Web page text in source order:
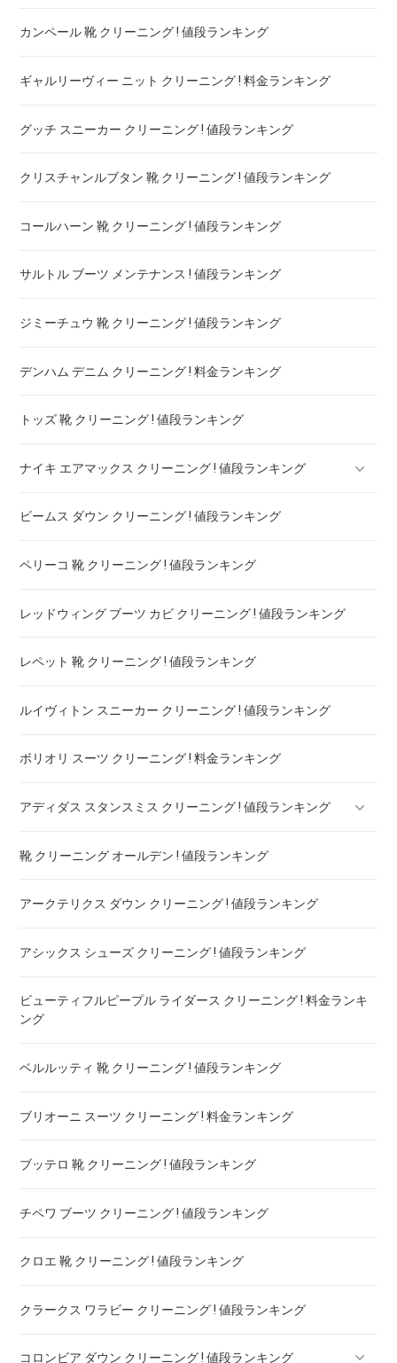
カンペール 靴 クリーニング ! 値段ランキング
ギャルリーヴィー ニット クリーニング ! 料金ランキング
グッチ スニーカー クリーニング ! 値段ランキング
クリスチャンルブタン 靴 クリーニング ! 値段ランキング
コールハーン 靴 クリーニング ! 値段ランキング
サルトル ブーツ メンテナンス ! 値段ランキング
ジミーチュウ 靴 クリーニング ! 値段ランキング
デンハム デニム クリーニング ! 料金ランキング
トッズ 靴 クリーニング ! 値段ランキング
ナイキ エアマックス クリーニング ! 値段ランキング
ナイキ フライニット クリーニング ! 値段ランキング
nike エアフォース クリーニング ! 値段ランキング
ビームス ダウン クリーニング ! 値段ランキング
ペリーコ 靴 クリーニング ! 値段ランキング
レッドウィング ブーツ カビ クリーニング ! 値段ランキング
レペット 靴 クリーニング ! 値段ランキング
ルイヴィトン スニーカー クリーニング ! 値段ランキング
ボリオリ スーツ クリーニング ! 料金ランキング
アディダス スタンスミス クリーニング ! 値段ランキング
アディダス ブースト クリーニング ! 値段ランキング
アディダス スーパースター クリーニング ! 値段ランキング
靴 クリーニング オールデン ! 値段ランキング
アークテリクス ダウン クリーニング ! 値段ランキング
アシックス シューズ クリーニング ! 値段ランキング
ビューティフルピープル ライダース クリーニング ! 料金ランキ
ング
ベルルッティ 靴 クリーニング ! 値段ランキング
ブリオーニ スーツ クリーニング ! 料金ランキング
ブッテロ 靴 クリーニング ! 値段ランキング
チペワ ブーツ クリーニング ! 値段ランキング
クロエ 靴 クリーニング ! 値段ランキング
クラークス ワラビー クリーニング ! 値段ランキング
コロンビア ダウン クリーニング ! 値段ランキング